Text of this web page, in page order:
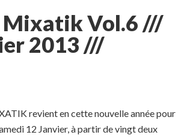
Vol.6 ///
2013 ///
revient en cette nouvelle année pour
12 Janvier, à partir de vingt deux